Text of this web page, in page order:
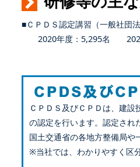
■ＣＰＤＳ認定講習（一般社団
2020年度：5,295名
ＣＰＤＳ及びＣＰＤは、建
の認定を行います。認定され
国土交通省の各地方整備局や
※当社では、わかりやすく区